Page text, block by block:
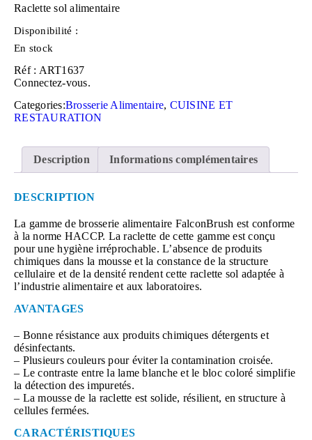
Raclette sol alimentaire
Disponibilité :
En stock
Réf : ART1637
Connectez-vous.
Categories:Brosserie Alimentaire, CUISINE ET
RESTAURATION
Description Informations complémentaires
DESCRIPTION
La gamme de brosserie alimentaire FalconBrush est conforme
à la norme HACCP. La raclette de cette gamme est conçu
pour une hygiène irréprochable. L’absence de produits
chimiques dans la mousse et la constance de la structure
cellulaire et de la densité rendent cette raclette sol adaptée à
l’industrie alimentaire et aux laboratoires.
AVANTAGES
– Bonne résistance aux produits chimiques détergents et
désinfectants.
– Plusieurs couleurs pour éviter la contamination croisée.
– Le contraste entre la lame blanche et le bloc coloré simplifie
la détection des impuretés.
– La mousse de la raclette est solide, résilient, en structure à
cellules fermées.
CARACTÉRISTIQUES